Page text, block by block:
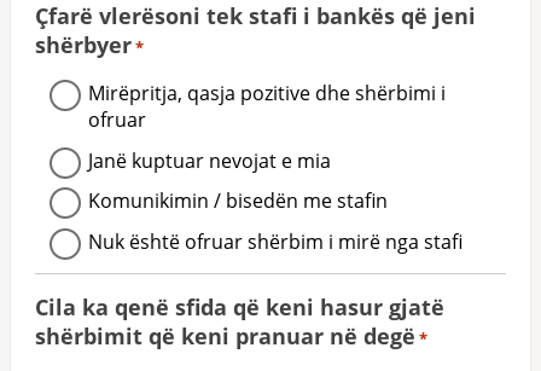
Çfarë vlerësoni tek stafi i bankës që jeni
shërbyer*
Mirëpritja, qasja pozitive dhe shërbimi i
ofruar
Janë kuptuar nevojat e mia
Komunikimin / bisedën me stafin
Nuk është ofruar shërbim i mirë nga stafi
Cila ka qenë sfida që keni hasur gjatë
shërbimit që keni pranuar në degë *